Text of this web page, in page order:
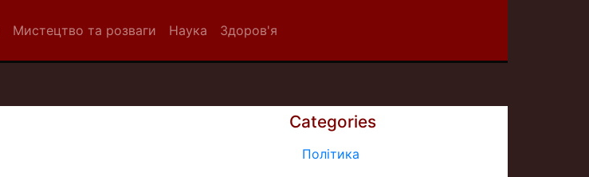
Мистецтво та розваги Наука Здоров'я
Categories
Політика